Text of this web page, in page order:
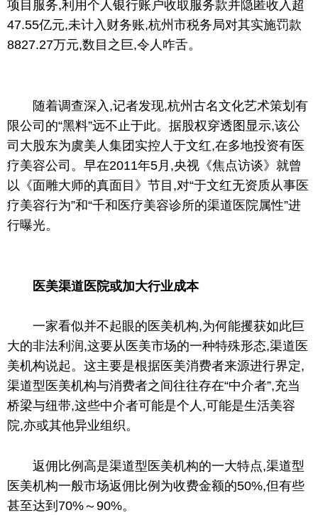
项目服务,利用个人银行账户收取服务款并隐匿收入超
47.55亿元,未计入财务账,杭州市税务局对其实施罚款
8827.27万元,数目之巨,令人咋舌。
随着调查深入,记者发现,杭州古名文化艺术策划有
限公司的“黑料”远不止于此。据股权穿透图显示,该公
司大股东为虞美人集团实控人于文红,在多地投资有医
疗美容公司。早在2011年5月,央视 《焦点访谈》就曾
以《面雕大师的真面目》节目,对“于文红无资质从事医
疗美容行为”和“千和医疗美容诊所的渠道医院属性”进
行曝光。
医美渠道医院或加大行业成本
一家看似并不起眼的医美机构,为何能攫获如此巨
大的非法利润,这要从医美市场的一种特殊形态,渠道医
美机构说起。这主要是根据医美消费者来源进行界定,
渠道型医美机构与消费者之间往往存在“中介者”,充当
桥梁与纽带,这些中介者可能是个人,可能是生活美容
院,亦或其他异业组织。
返佣比例高是渠道型医美机构的一大特点,渠道型
医美机构一般市场返佣比例为收费金额的50%,但有些
甚至达到70%～90%。